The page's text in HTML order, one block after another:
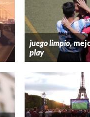
juego limpio,
play